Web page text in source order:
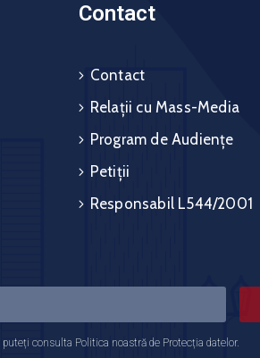
Contact
Contact
Relații cu Mass-Media
Program de Audiențe
Petiții
Responsabil L544/2001
consulta Politica noastră de Protecția datelor.